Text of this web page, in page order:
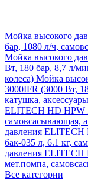
Мойка высокого
бар, 1080 л/ч,
Мойка высокого
Вт, 180 бар, 8,7 л/
колеса) Мойка
3000IFR (3000 Вт,
катушка,
ELITECH HD HPW
самовсасывающая,
давления ELITECH
бак-035 л, 6.1 кг,
давления
мет.помпа,
Все категории